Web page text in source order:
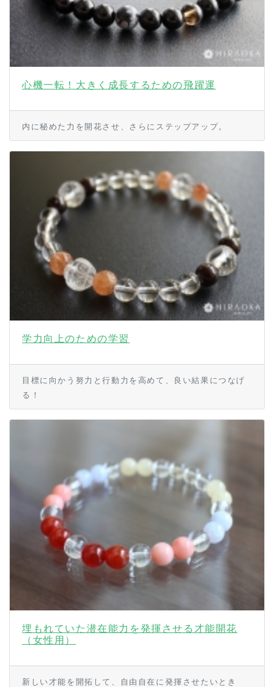
心機一転！大きく成長するための飛躍運
内に秘めた力を開花させ、さらにステップアップ。
学力向上のための学習
目標に向かう努力と行動力を高めて、良い結果につなげ
る！
埋もれていた潜在能力を発揮させる才能開花
（女性用）
新しい才能を開拓して、自由自在に発揮させたいとき